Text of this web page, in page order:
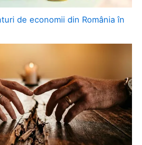
de economii din România în